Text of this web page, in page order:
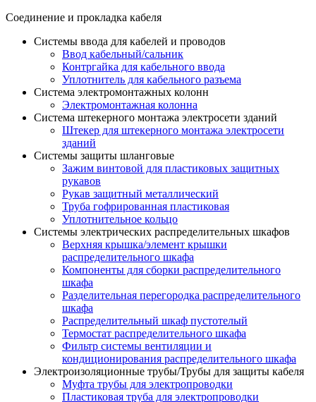
Соединение и прокладка кабеля
Системы ввода для кабелей и проводов
Ввод кабельный/сальник
Контргайка для кабельного ввода
Уплотнитель для кабельного разъема
Система электромонтажных колонн
Электромонтажная колонна
Система штекерного монтажа электросети зданий
Штекер для штекерного монтажа электросети
зданий
Системы защиты шланговые
Зажим винтовой для пластиковых защитных
рукавов
Рукав защитный металлический
Труба гофрированная пластиковая
Уплотнительное кольцо
Системы электрических распределительных шкафов
Верхняя крышка/элемент крышки
распределительного шкафа
Компоненты для сборки распределительного
шкафа
Разделительная перегородка распределительного
шкафа
Распределительный шкаф пустотелый
Термостат распределительного шкафа
Фильтр системы вентиляции и
кондиционирования распределительного шкафа
Электроизоляционные трубы/Трубы для защиты кабеля
Муфта трубы для электропроводки
Пластиковая труба для электропроводки